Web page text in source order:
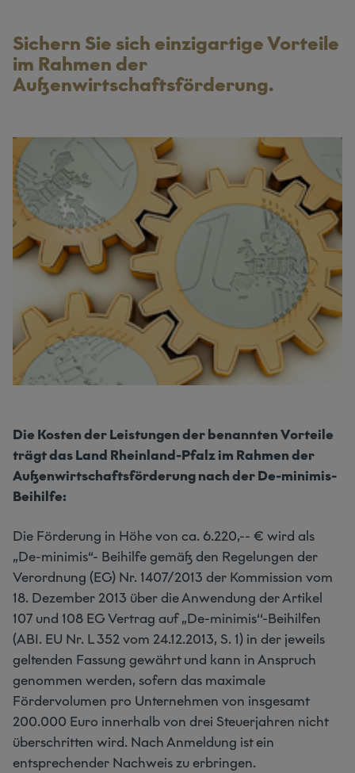
Sichern Sie sich einzigartige Vorteile
im Rahmen der
Außenwirtschaftsförderung.
Die Kosten der Leistungen der benannten Vorteile
trägt das Land Rheinland-Pfalz im Rahmen der
Außenwirtschaftsförderung nach der De-minimis-
Beihilfe:
Die Förderung in Höhe von ca. 6.220,-- € wird als
„De-minimis“- Beihilfe gemäß den Regelungen der
Verordnung (EG) Nr. 1407/2013 der Kommission vom
18. Dezember 2013 über die Anwendung der Artikel
107 und 108 EG Vertrag auf „De-minimis‘‘-Beihilfen
(ABI. EU Nr. L 352 vom 24.12.2013, S. 1) in der jeweils
geltenden Fassung gewährt und kann in Anspruch
genommen werden, sofern das maximale
Fördervolumen pro Unternehmen von insgesamt
200.000 Euro innerhalb von drei Steuerjahren nicht
überschritten wird. Nach Anmeldung ist ein
entsprechender Nachweis zu erbringen.